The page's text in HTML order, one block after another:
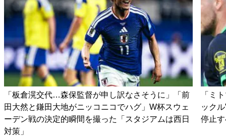
「板倉滉交代…森保監督が申し訳なさそうに」「前
田大然と鎌田大地がニッコニコでハグ」W杯スウェ
ーデン戦の決定的瞬間を撮った「スタジアムは西日
対策」
「ミ
ック
停止